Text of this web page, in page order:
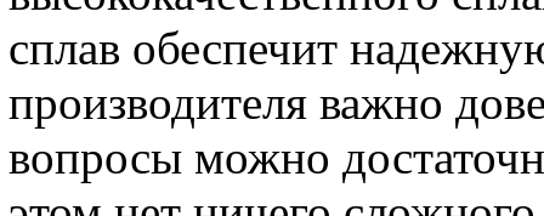
сплав обеспечит
производителя важно
вопросы можно